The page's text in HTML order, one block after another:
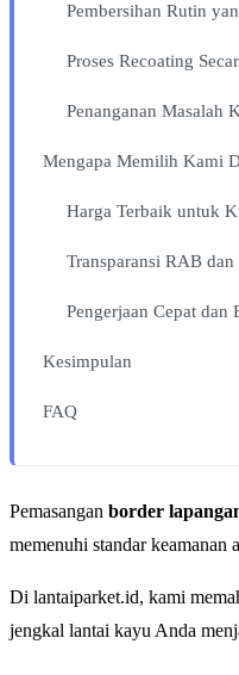
Pembersihan Rutin
Proses Recoating
Penanganan Masalah
Mengapa Memilih Kami
Harga Terbaik untuk
Transparansi RAB
Pengerjaan Cepat dan
Kesimpulan
FAQ
Pemasangan border
memenuhi standar keamanan
Di lantaiparket.id, kami
jengkal lantai kayu Anda